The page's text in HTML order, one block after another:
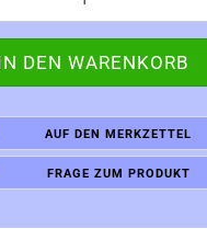
AUF DEN MERKZETTEL
FRAGE ZUM PRODUKT